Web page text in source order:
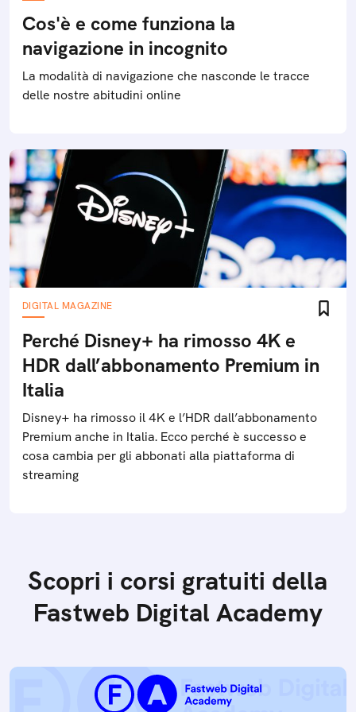
Cos'è e come funziona la
navigazione in incognito
La modalità di navigazione che nasconde le tracce
delle nostre abitudini online
DIGITAL MAGAZINE
Perché Disney+ ha rimosso 4K e
HDR dall’abbonamento Premium in
Italia
Disney+ ha rimosso il 4K e l’HDR dall’abbonamento
Premium anche in Italia. Ecco perché è successo e
cosa cambia per gli abbonati alla piattaforma di
streaming
Scopri i corsi gratuiti della
Fastweb Digital Academy